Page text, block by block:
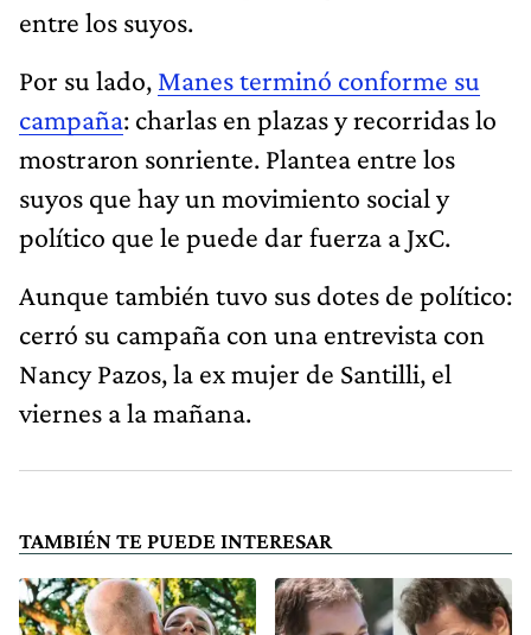
entre los suyos.
Por su lado, Manes terminó conforme su
campaña: charlas en plazas y recorridas lo
mostraron sonriente. Plantea entre los
suyos que hay un movimiento social y
político que le puede dar fuerza a JxC.
Aunque también tuvo sus dotes de político:
cerró su campaña con una entrevista con
Nancy Pazos, la ex mujer de Santilli, el
viernes a la mañana.
TAMBIÉN TE PUEDE INTERESAR